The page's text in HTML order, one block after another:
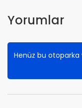
Yorumlar
Henüz bu